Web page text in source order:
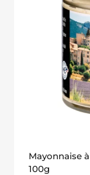
Mayonnaise
100g